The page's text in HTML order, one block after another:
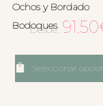
Ochos y Bordado
Bodoques
Desde: 91.50
Seleccionar